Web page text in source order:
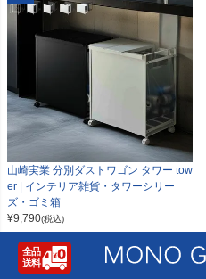
山崎実業 分別ダストワゴン タワー tow
er | インテリア雑貨・タワーシリー
ズ・ゴミ箱
¥9,790(税込)
全商品